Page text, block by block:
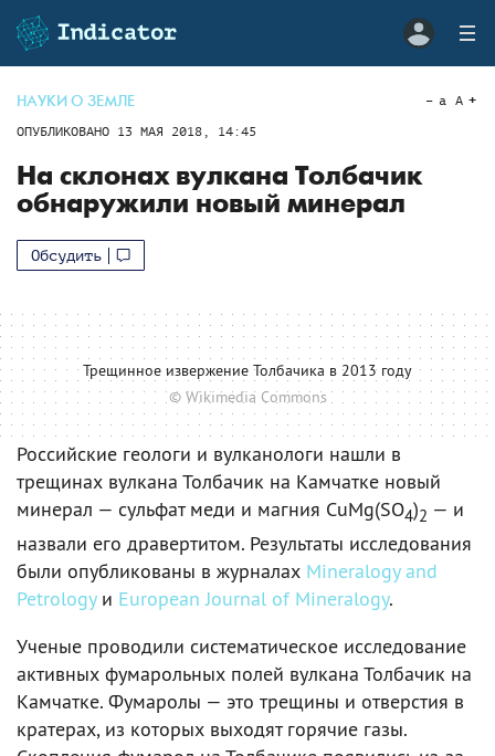
НАУКИ О ЗЕМЛЕ
ОПУБЛИКОВАНО 13 МАЯ 2018, 14:45
a A
На склонах вулкана Толбачик
обнаружили новый минерал
Обсудить
Трещинное извержение Толбачика в 2013 году
© Wikimedia Commons
Российские геологи и вулканологи нашли в
трещинах вулкана Толбачик на Камчатке новый
минерал — сульфат меди и магния CuMg(SO4)2 — и
назвали его дравертитом. Результаты исследования
были опубликованы в журналах Mineralogy and
Petrologyи European Journal of Mineralogy.
Ученые проводили систематическое исследование
активных фумарольных полей вулкана Толбачик на
Камчатке. Фумаролы — это трещины и отверстия в
кратерах, из которых выходят горячие газы.